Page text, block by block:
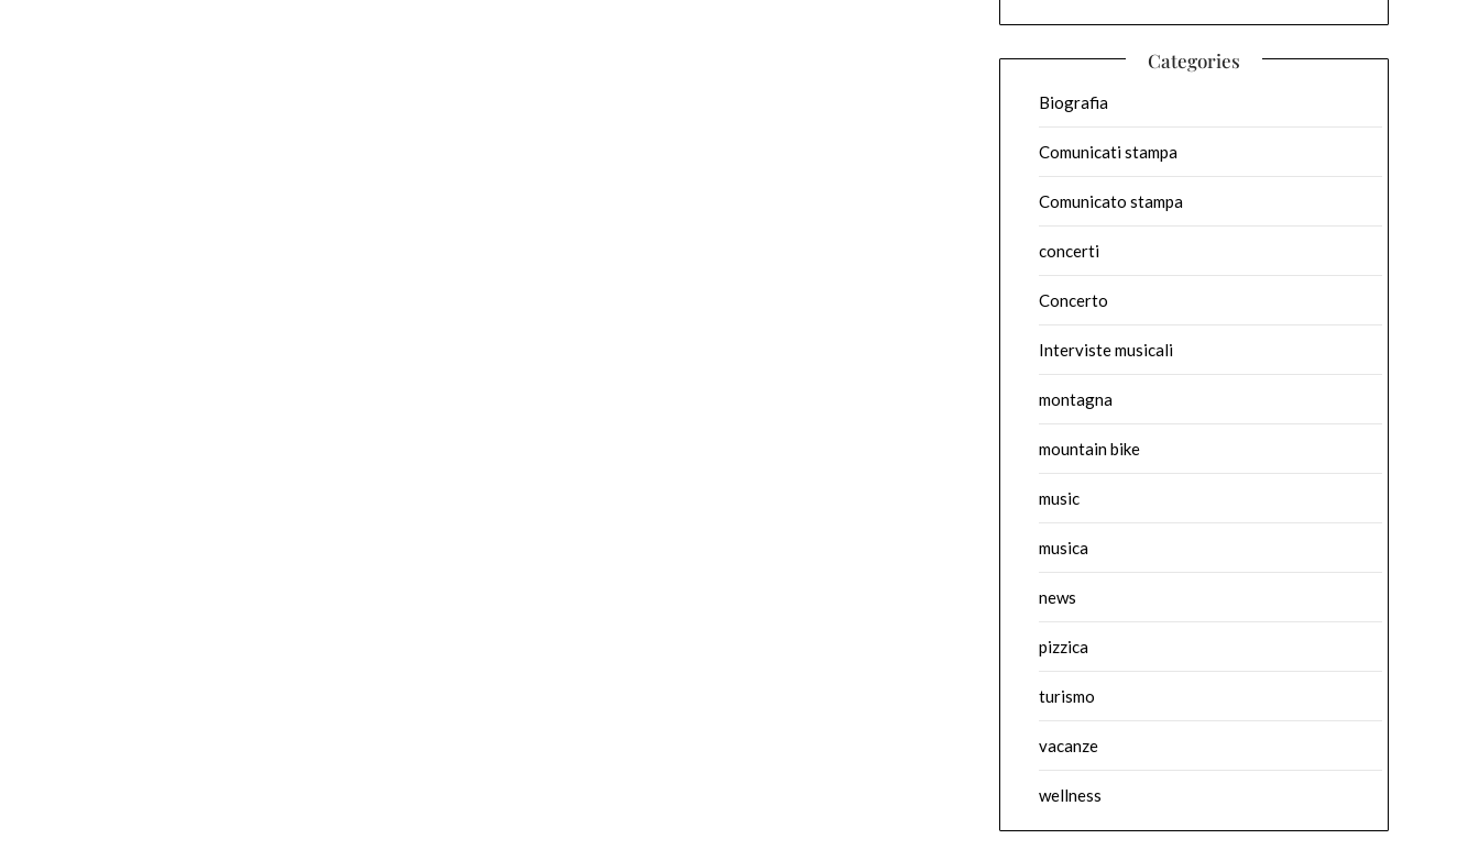
Categories
Biografia
Comunicati stampa
Comunicato stampa
concerti
Concerto
Interviste musicali
montagna
mountain bike
music
musica
news
pizzica
turismo
vacanze
wellness